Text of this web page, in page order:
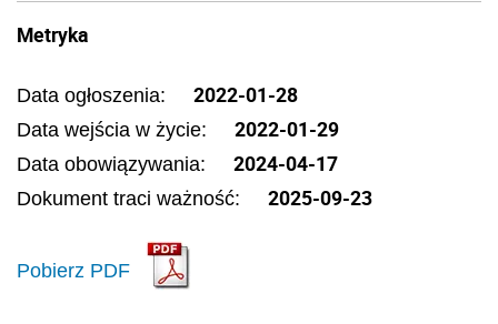
Metryka
Data ogłoszenia: 2022-01-28
Data wejścia w życie: 2022-01-29
Data obowiązywania: 2024-04-17
Dokument traci ważność: 2025-09-23
Pobierz PDF